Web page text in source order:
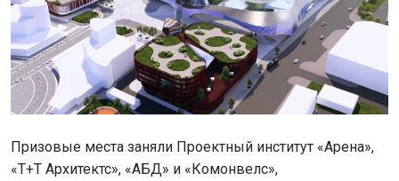
Призовые места заняли Проектный институт «Арена»,
«Т+Т Архитектс», «АБД» и «Комонвелс»,